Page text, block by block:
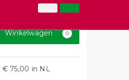
Klantenservice
Winkelwagen 0
€ 75,00 in NL